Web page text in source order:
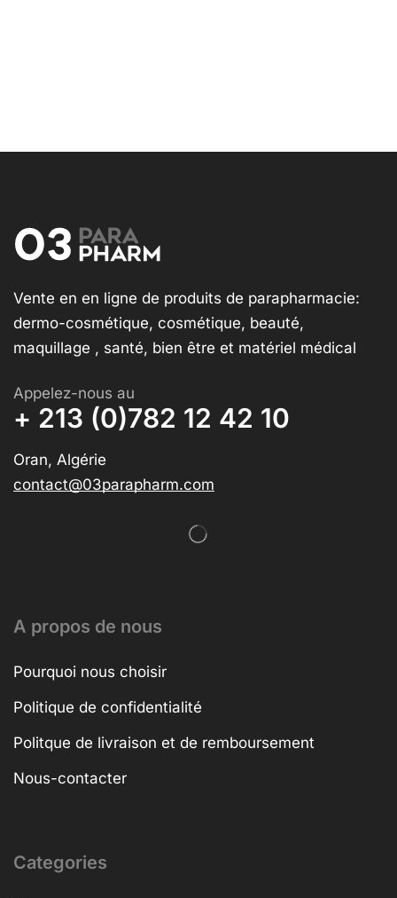
Vente en en ligne de produits de parapharmacie:
dermo-cosmétique, cosmétique, beauté,
maquillage , santé, bien être et matériel médical
Appelez-nous au
+ 213 (0)782 12 42 10
Oran, Algérie
contact@03parapharm.com
A propos de nous
Pourquoi nous choisir
Politique de confidentialité
Politque de livraison et de remboursement
Nous-contacter
Categories